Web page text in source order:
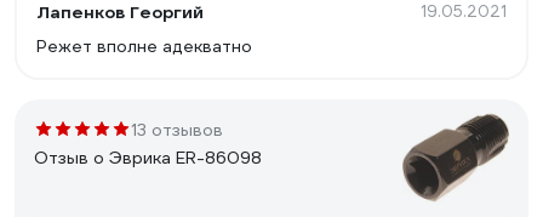
Лапенков Георгий 19.05.2021
Режет вполне адекватно
13 отзывов
Отзыв о Эврика ER-86098